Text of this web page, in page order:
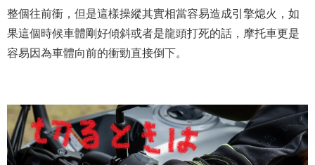
整個往前衝，但是這樣操縱其實相當容易造成引擎熄火，如
果這個時候車體剛好傾斜或者是龍頭打死的話，摩托車更是
容易因為車體向前的衝勁直接倒下。